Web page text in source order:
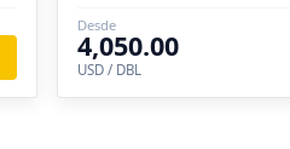
Desde
4,050.00
USD / DBL